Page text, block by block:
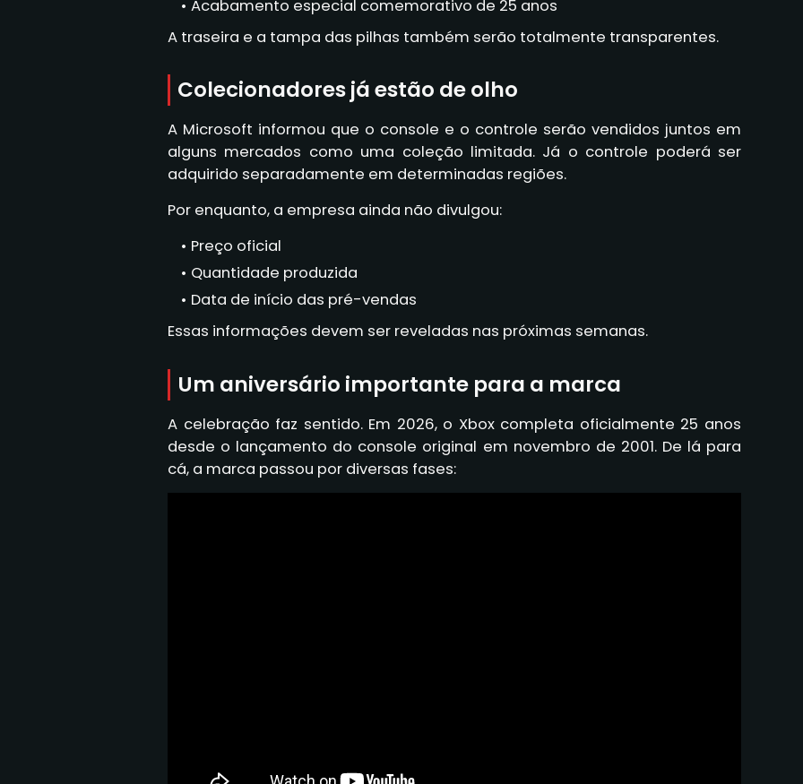
Acabamento especial comemorativo de 25 anos
A traseira e a tampa das pilhas também serão totalmente transparentes.
Colecionadores já estão de olho
A Microsoft informou que o console e o controle serão vendidos juntos em
alguns mercados como uma coleção limitada. Já o controle poderá ser
adquirido separadamente em determinadas regiões.
Por enquanto, a empresa ainda não divulgou:
Preço oficial
Quantidade produzida
Data de início das pré-vendas
Essas informações devem ser reveladas nas próximas semanas.
Um aniversário importante para a marca
A celebração faz sentido. Em 2026, o Xbox completa oficialmente 25 anos
desde o lançamento do console original em novembro de 2001. De lá para
cá, a marca passou por diversas fases: